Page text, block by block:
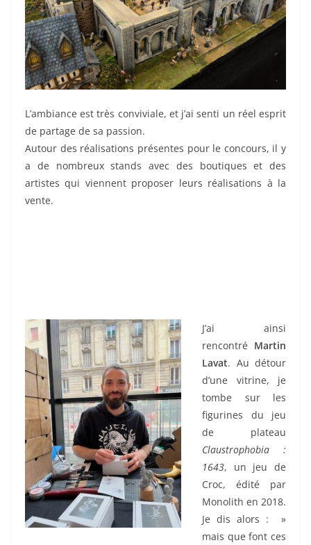
L’ambiance est très conviviale, et j’ai senti un réel esprit
de partage de sa passion.
Autour des réalisations présentes pour le concours, il y
a de nombreux stands avec des boutiques et des
artistes qui viennent proposer leurs réalisations à la
vente.
J’ai ainsi
rencontré Martin
Lavat. Au détour
d’une vitrine, je
tombe sur les
figurines du jeu
de plateau
Claustrophobia :
1643, un jeu de
Croc, édité par
Monolith en 2018.
Je dis alors : »
mais que font ces